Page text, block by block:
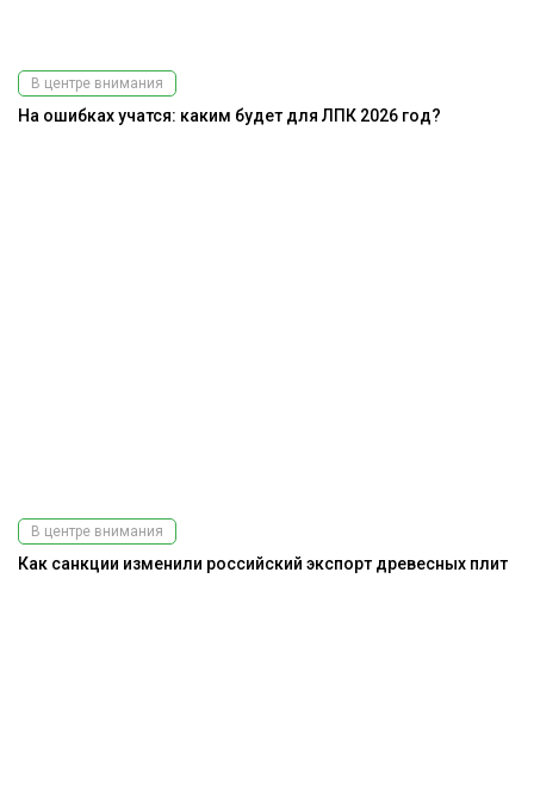
В центре внимания
На ошибках учатся: каким будет для ЛПК 2026 год?
В центре внимания
Как санкции изменили российский экспорт древесных плит